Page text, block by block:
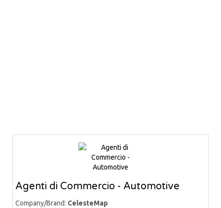
Agenti di Commercio - Automotive
Company/Brand: CelesteMap